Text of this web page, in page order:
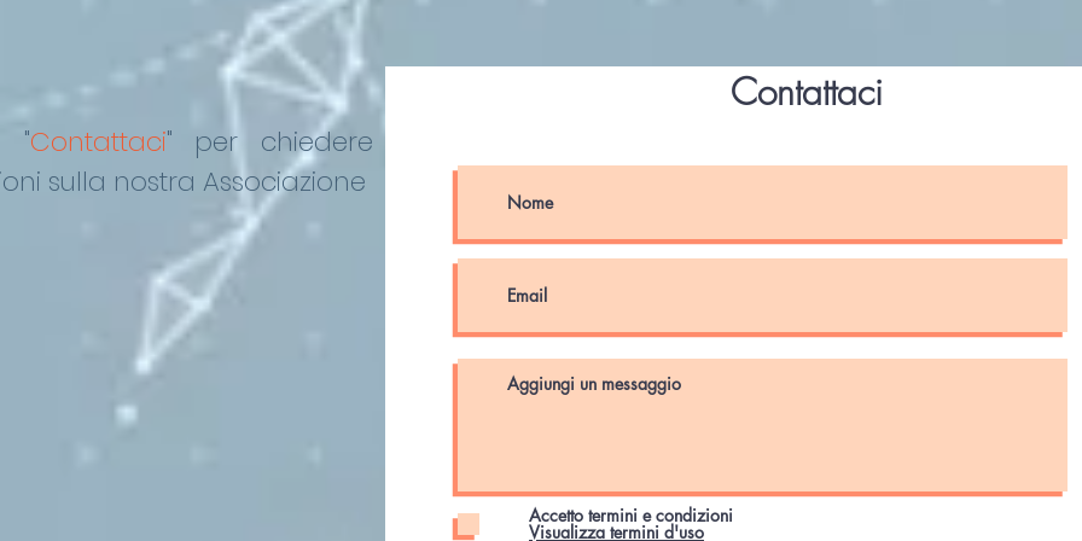
"Contattaci"
per chiedere
sulla nostra Associazione
Contattaci
Accetto termini e condizioni
Visualizza termini d'uso